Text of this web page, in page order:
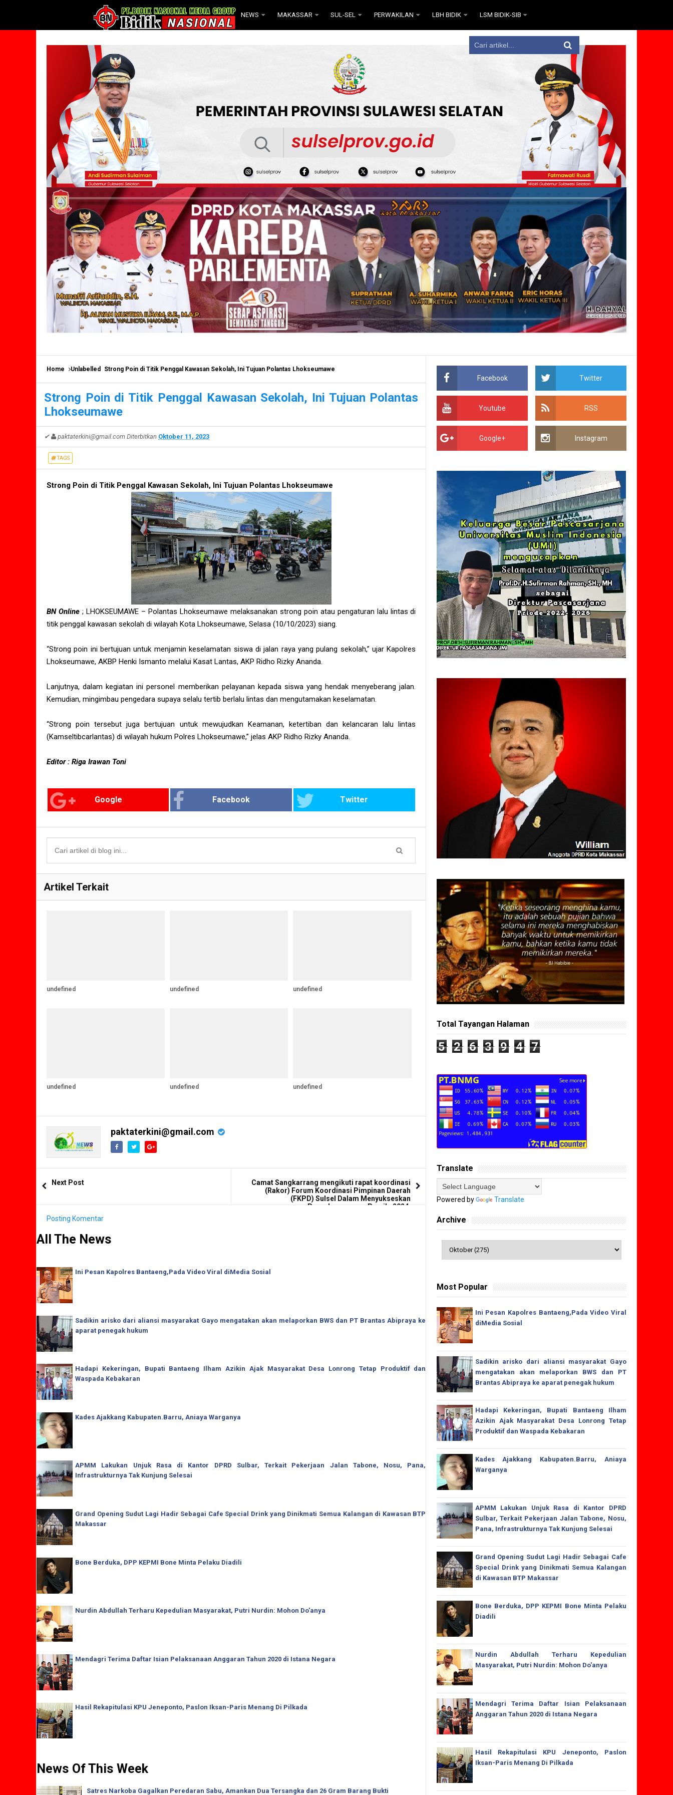
NEWS MAKASSAR SUL-SEL PERWAKILAN LBH BIDIK LSM BIDIK-SIB
Home Unlabelled Strong Poin di Titik Penggal Kawasan Sekolah, Ini Tujuan Polantas Lhokseumawe
Strong Poin di Titik Penggal Kawasan Sekolah, Ini Tujuan Polantas
Lhokseumawe
✔ paktaterkini@gmail.com Diterbitkan Oktober 11, 2023
TAGS
Strong Poin di Titik Penggal Kawasan Sekolah, Ini Tujuan Polantas Lhokseumawe
BN Online; LHOKSEUMAWE – Polantas Lhokseumawe melaksanakan strong poin atau pengaturan lalu lintas di
titik penggal kawasan sekolah di wilayah Kota Lhokseumawe, Selasa (10/10/2023) siang.
“Strong poin ini bertujuan untuk menjamin keselamatan siswa di jalan raya yang pulang sekolah,” ujar Kapolres
Lhokseumawe, AKBP Henki Ismanto melalui Kasat Lantas, AKP Ridho Rizky Ananda.
Lanjutnya, dalam kegiatan ini personel memberikan pelayanan kepada siswa yang hendak menyeberang jalan.
Kemudian, mingimbau pengedara supaya selalu tertib berlalu lintas dan mengutamakan keselamatan.
“Strong poin tersebut juga bertujuan untuk mewujudkan Keamanan, ketertiban dan kelancaran lalu lintas
(Kamseltibcarlantas) di wilayah hukum Polres Lhokseumawe,” jelas AKP Ridho Rizky Ananda.
Editor : Riga Irawan Toni
Google Facebook Twitter
Artikel Terkait
undefined undefined undefined
undefined undefined undefined
paktaterkini@gmail.com
Next Post
Camat Sangkarrang mengikuti rapat koordinasi
(Rakor) Forum Koordinasi Pimpinan Daerah
(FKPD) Sulsel Dalam Menyukseskan
Penyelenggaraan Pemilu 2024.
Posting Komentar
All The News
Ini Pesan Kapolres Bantaeng,Pada Video Viral diMedia Sosial
Sadikin arisko dari aliansi masyarakat Gayo mengatakan akan melaporkan BWS dan PT Brantas Abipraya ke
aparat penegak hukum
Hadapi Kekeringan, Bupati Bantaeng Ilham Azikin Ajak Masyarakat Desa Lonrong Tetap Produktif dan
Waspada Kebakaran
Kades Ajakkang Kabupaten.Barru, Aniaya Warganya
APMM Lakukan Unjuk Rasa di Kantor DPRD Sulbar, Terkait Pekerjaan Jalan Tabone, Nosu, Pana,
Infrastrukturnya Tak Kunjung Selesai
Grand Opening Sudut Lagi Hadir Sebagai Cafe Special Drink yang Dinikmati Semua Kalangan di Kawasan BTP
Makassar
Bone Berduka, DPP KEPMI Bone Minta Pelaku Diadili
Nurdin Abdullah Terharu Kepedulian Masyarakat, Putri Nurdin: Mohon Do'anya
Mendagri Terima Daftar Isian Pelaksanaan Anggaran Tahun 2020 di Istana Negara
Hasil Rekapitulasi KPU Jeneponto, Paslon Iksan-Paris Menang Di Pilkada
News Of This Week
Satres Narkoba Gagalkan Peredaran Sabu, Amankan Dua Tersangka dan 26 Gram Barang Bukti
Facebook Twitter
Youtube RSS
Google+ Instagram
Total Tayangan Halaman
5 2 6 3 9 4 7
Translate
Powered by Translate
Archive
Most Popular
Ini Pesan Kapolres Bantaeng,Pada Video Viral
diMedia Sosial
Sadikin arisko dari aliansi masyarakat Gayo
mengatakan akan melaporkan BWS dan PT
Brantas Abipraya ke aparat penegak hukum
Hadapi Kekeringan, Bupati Bantaeng Ilham
Azikin Ajak Masyarakat Desa Lonrong Tetap
Produktif dan Waspada Kebakaran
Kades Ajakkang Kabupaten.Barru, Aniaya
Warganya
APMM Lakukan Unjuk Rasa di Kantor DPRD
Sulbar, Terkait Pekerjaan Jalan Tabone, Nosu,
Pana, Infrastrukturnya Tak Kunjung Selesai
Grand Opening Sudut Lagi Hadir Sebagai Cafe
Special Drink yang Dinikmati Semua Kalangan
di Kawasan BTP Makassar
Bone Berduka, DPP KEPMI Bone Minta Pelaku
Diadili
Nurdin Abdullah Terharu Kepedulian
Masyarakat, Putri Nurdin: Mohon Do'anya
Mendagri Terima Daftar Isian Pelaksanaan
Anggaran Tahun 2020 di Istana Negara
Hasil Rekapitulasi KPU Jeneponto, Paslon
Iksan-Paris Menang Di Pilkada